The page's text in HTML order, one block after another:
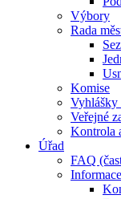
Výbory
Rada
Komise
Vyhlášky
Veřejné
Kontrola
Úřad
FAQ
Informace